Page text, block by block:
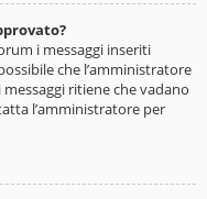
i messaggi inseriti
che l’amministratore
ritiene che vadano
l’amministratore per